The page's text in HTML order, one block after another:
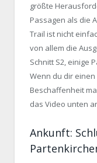
größte
Passagen als die
Trail ist nicht
von allem die
Schnitt S2, einige
Wenn du dir
Beschaffenheit
das Video unten
Ankunft: